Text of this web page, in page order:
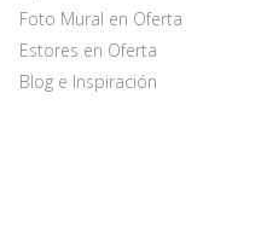
Foto Mural en Oferta
Estores en Oferta
Blog e Inspiración